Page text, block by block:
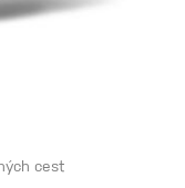
cest